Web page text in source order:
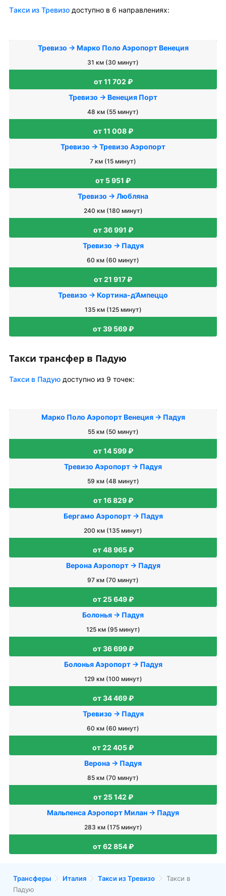
Tакси из Тревизо доступно в 6 направлениях:
Тревизо → Марко Поло Аэропорт Венеция
31 км (30 минут)
от 11 702 ₽
Тревизо → Венеция Порт
48 км (55 минут)
от 11 008 ₽
Тревизо → Тревизо Аэропорт
7 км (15 минут)
от 5 951 ₽
Тревизо → Любляна
240 км (180 минут)
от 36 991 ₽
Тревизо → Падуя
60 км (60 минут)
от 21 917 ₽
Тревизо → Кортина-д’Ампеццо
135 км (125 минут)
от 39 569 ₽
Такси трансфер в Падую
Такси в Падую доступно из 9 точек:
Марко Поло Аэропорт Венеция → Падуя
55 км (50 минут)
от 14 599 ₽
Тревизо Аэропорт → Падуя
59 км (48 минут)
от 16 829 ₽
Бергамо Аэропорт → Падуя
200 км (135 минут)
от 48 965 ₽
Верона Аэропорт → Падуя
97 км (70 минут)
от 25 649 ₽
Болонья → Падуя
125 км (95 минут)
от 36 699 ₽
Болонья Аэропорт → Падуя
129 км (100 минут)
от 34 469 ₽
Тревизо → Падуя
60 км (60 минут)
от 22 405 ₽
Верона → Падуя
85 км (70 минут)
от 25 142 ₽
Мальпенса Аэропорт Милан → Падуя
283 км (175 минут)
от 62 854 ₽
Трансферы Италия Такси из Тревизо
Такси в
Падую